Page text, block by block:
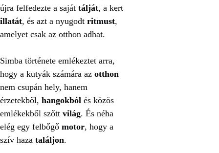
újra felfedezte a saját tálját, a kert
illatát, és azt a nyugodt ritmust,
amelyet csak az otthon adhat.
Simba története emlékeztet arra,
hogy a kutyák számára az otthon
nem csupán hely, hanem
érzetekből, hangokból és közös
emlékekből szőtt világ. És néha
elég egy felbőgő motor, hogy a
szív haza találjon.